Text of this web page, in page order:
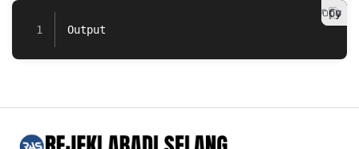
Output
Copy